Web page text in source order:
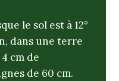
le sol est à 12°
dans une terre
cm de
de 60 cm.